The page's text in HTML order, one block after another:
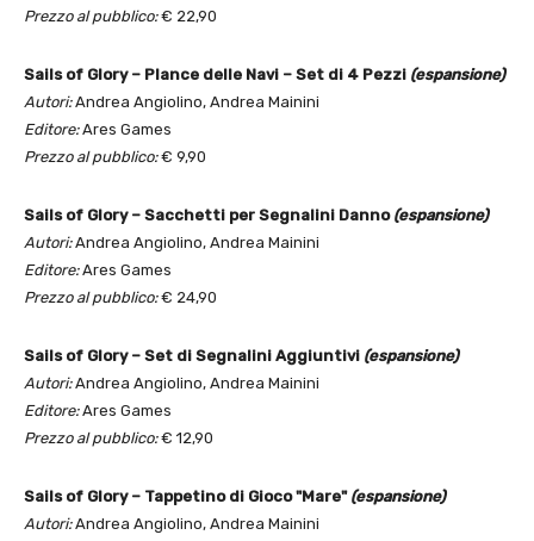
Prezzo al pubblico:€ 22,90
Sails of Glory – Plance delle Navi – Set di 4 Pezzi (espansione)
Autori:Andrea Angiolino, Andrea Mainini
Editore:Ares Games
Prezzo al pubblico:€ 9,90
Sails of Glory – Sacchetti per Segnalini Danno (espansione)
Autori:Andrea Angiolino, Andrea Mainini
Editore:Ares Games
Prezzo al pubblico:€ 24,90
Sails of Glory – Set di Segnalini Aggiuntivi (espansione)
Autori:Andrea Angiolino, Andrea Mainini
Editore:Ares Games
Prezzo al pubblico:€ 12,90
Sails of Glory – Tappetino di Gioco "Mare" (espansione)
Autori:Andrea Angiolino, Andrea Mainini